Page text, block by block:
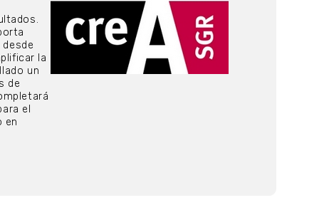
la
un
de
el
en